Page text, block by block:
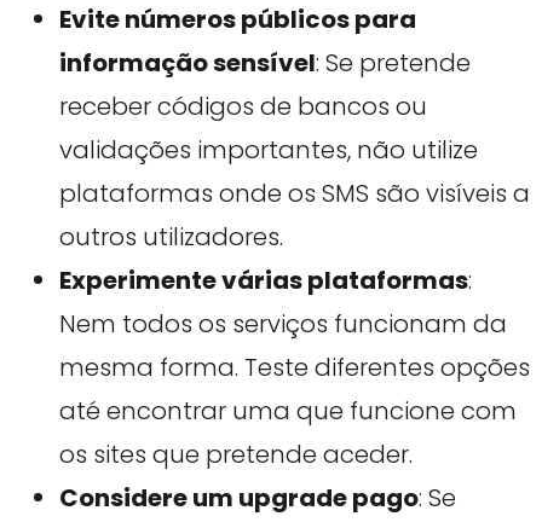
Evite números públicos para
informação sensível: Se pretende
receber códigos de bancos ou
validações importantes, não utilize
plataformas onde os SMS são visíveis a
outros utilizadores.
Experimente várias plataformas:
Nem todos os serviços funcionam da
mesma forma. Teste diferentes opções
até encontrar uma que funcione com
os sites que pretende aceder.
Considere um upgrade pago: Se